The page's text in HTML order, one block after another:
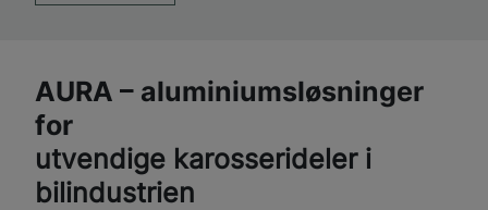
AURA – aluminiumsløsninger
for
utvendige karosserideler i
bilindustrien